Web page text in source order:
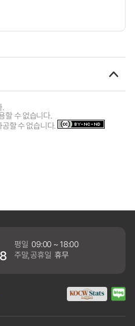
.
할 수 없습니다.
할 수 없습니다.
평일 09:00 ~ 18:00
주말,공휴일 휴무